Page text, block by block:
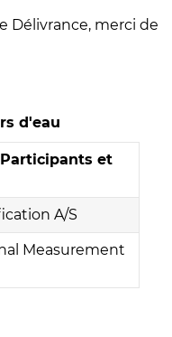
Délivrance, merci de
d'eau
et
A/S
Measurement